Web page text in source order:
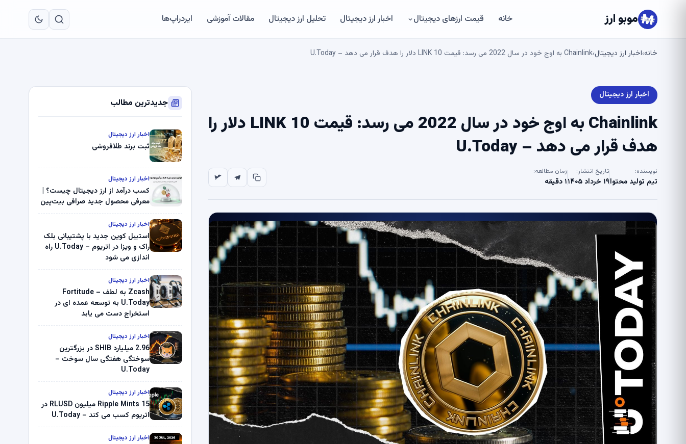
موبو ارز خانه قیمت ارزهای دیجیتال اخبار ارز دیجیتال تحلیل ارز دیجیتال مقالات آموزشی ایردراپ‌ها
خانه›اخبار ارز دیجیتال›Chainlink به اوج خود در سال 2022 می رسد: قیمت LINK 10 دلار را هدف قرار می دهد – U.Today
اخبار ارز دیجیتال
Chainlink به اوج خود در سال 2022 می رسد: قیمت LINK 10 دلار را
هدف قرار می دهد – U.Today
نویسنده:
تیم تولید محتوا
تاریخ انتشار:
۱۹ خرداد ۱۴۰۵
زمان مطالعه:
۱ دقیقه
جدیدترین مطالب
اخبار ارز دیجیتال
ثبت برند طلافروشی
اخبار ارز دیجیتال
کسب درآمد از ارز دیجیتال چیست؟ |
معرفی محصول جدید صرافی بیت‌پین
اخبار ارز دیجیتال
استیبل کوین جدید با پشتیبانی بلک
راک و ویزا در اتریوم – U.Today راه
اندازی می شود
اخبار ارز دیجیتال
Zcash به لطف Fortitude –
U.Today به توسعه عمده ای در
استخراج دست می یابد
اخبار ارز دیجیتال
2.96 میلیارد SHIB در بزرگترین
سوختگی هفتگی سال سوخت –
U.Today
اخبار ارز دیجیتال
Ripple Mints 15 میلیون RLUSD در
اتریوم کسب می کند – U.Today
اخبار ارز دیجیتال